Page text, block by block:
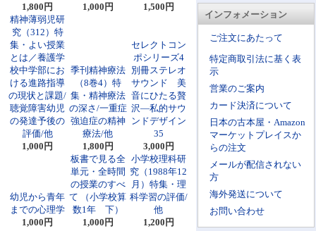
インフォメーション
ご注文にあたって
特定商取引法に基く表
示
営業のご案内
カード決済について
日本の古本屋・Amazon
マーケットプレイスか
らの注文
メールが配信されない
方
海外発送について
お問い合わせ
1,800円
1,000円
1,500円
精神薄弱児研
究（312）特
集・よい授業
とは／養護学
校中学部にお
ける進路指導
の現状と課題/
聴覚障害幼児
の発達予後の
評価/他
1,000円
季刊精神療法
（8巻4）特
集・精神療法
の深さ/一重症
強迫症の精神
療法/他
1,800円
セレクトコン
ポシリーズ4
別冊ステレオ
サウンド 美
音にひたる贅
沢―私的サウ
ンドデザイン
35
3,000円
幼児から青年
までの心理学
1,000円
板書で見る全
単元・全時間
の授業のすべ
て （小学校算
数1年 下）
1,000円
小学校理科研
究（1988年12
月）特集・理
科学習の評価/
他
1,200円